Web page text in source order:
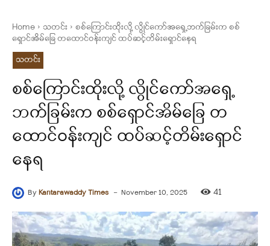
Home သတင်း
စစ်ကြောင်းထိုးလို့ လွိုင်ကော်အရှေ့ဘက်ခြမ်းက စစ်
ရှောင်အိမ်ခြေ တထောင်ဝန်းကျင် ထပ်ဆင့်တိမ်းရှောင်နေရ
သတင်း
စစ်ကြောင်းထိုးလို့ လွိုင်ကော်အရှေ့
ဘက်ခြမ်းက စစ်ရှောင်အိမ်ခြေ တ
ထောင်ဝန်းကျင် ထပ်ဆင့်တိမ်းရှောင်
နေရ
ByKantarawaddy Times - November 10, 2025 41